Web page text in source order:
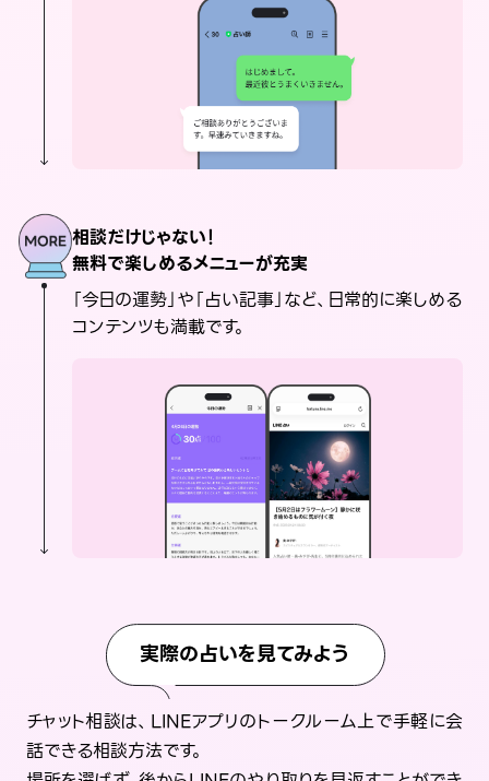
相談だけじゃない！
無料で楽しめるメニューが充実
「今日の運勢」や「占い記事」など、日常的に楽しめる
コンテンツも満載です。
実際の占いを見てみよう
チャット相談は、LINEアプリのトークルーム上で手軽に会
話できる相談方法です。